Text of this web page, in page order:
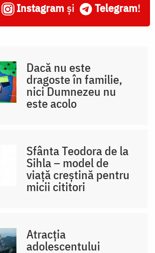
Instagram și Telegram!
Dacă nu este
dragoste în familie,
nici Dumnezeu nu
este acolo
Sfânta Teodora de la
Sihla – model de
viaţă creştină pentru
micii cititori
Atracția
adolescentului